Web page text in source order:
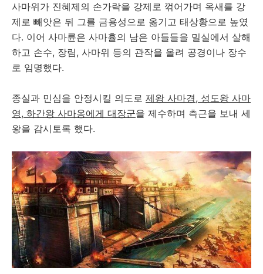
사마위가 진혜제의 손가락을 강제로 꺾어가며 옥새를 강
제로 빼앗은 뒤 그를 금용성으로 옮기고 태상황으로 높였
다. 이어 사마륜은 사마휼의 남은 아들들을 밀실에서 살해
하고 손수, 장림, 사마위 등의 관작을 올려 공경이나 장수
로 임명했다.
종실과 민심을 안정시킬 의도로 제왕 사마경, 성도왕 사마
영, 하간왕 사마옹에게 대장군을 제수하며 측근을 보내 세
왕을 감시토록 했다.